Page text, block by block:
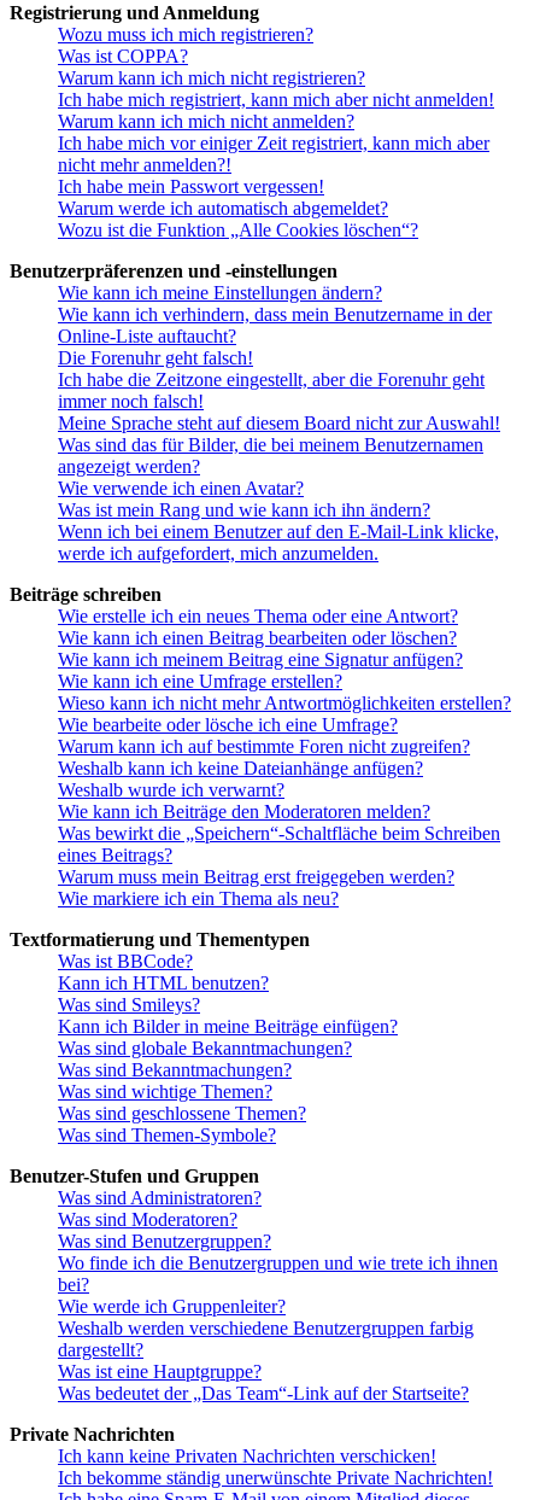
Registrierung und Anmeldung
Wozu muss ich mich registrieren?
Was ist COPPA?
Warum kann ich mich nicht registrieren?
Ich habe mich registriert, kann mich aber nicht anmelden!
Warum kann ich mich nicht anmelden?
Ich habe mich vor einiger Zeit registriert, kann mich aber
nicht mehr anmelden?!
Ich habe mein Passwort vergessen!
Warum werde ich automatisch abgemeldet?
Wozu ist die Funktion „Alle Cookies löschen“?
Benutzerpräferenzen und -einstellungen
Wie kann ich meine Einstellungen ändern?
Wie kann ich verhindern, dass mein Benutzername in der
Online-Liste auftaucht?
Die Forenuhr geht falsch!
Ich habe die Zeitzone eingestellt, aber die Forenuhr geht
immer noch falsch!
Meine Sprache steht auf diesem Board nicht zur Auswahl!
Was sind das für Bilder, die bei meinem Benutzernamen
angezeigt werden?
Wie verwende ich einen Avatar?
Was ist mein Rang und wie kann ich ihn ändern?
Wenn ich bei einem Benutzer auf den E-Mail-Link klicke,
werde ich aufgefordert, mich anzumelden.
Beiträge schreiben
Wie erstelle ich ein neues Thema oder eine Antwort?
Wie kann ich einen Beitrag bearbeiten oder löschen?
Wie kann ich meinem Beitrag eine Signatur anfügen?
Wie kann ich eine Umfrage erstellen?
Wieso kann ich nicht mehr Antwortmöglichkeiten erstellen?
Wie bearbeite oder lösche ich eine Umfrage?
Warum kann ich auf bestimmte Foren nicht zugreifen?
Weshalb kann ich keine Dateianhänge anfügen?
Weshalb wurde ich verwarnt?
Wie kann ich Beiträge den Moderatoren melden?
Was bewirkt die „Speichern“-Schaltfläche beim Schreiben
eines Beitrags?
Warum muss mein Beitrag erst freigegeben werden?
Wie markiere ich ein Thema als neu?
Textformatierung und Thementypen
Was ist BBCode?
Kann ich HTML benutzen?
Was sind Smileys?
Kann ich Bilder in meine Beiträge einfügen?
Was sind globale Bekanntmachungen?
Was sind Bekanntmachungen?
Was sind wichtige Themen?
Was sind geschlossene Themen?
Was sind Themen-Symbole?
Benutzer-Stufen und Gruppen
Was sind Administratoren?
Was sind Moderatoren?
Was sind Benutzergruppen?
Wo finde ich die Benutzergruppen und wie trete ich ihnen
bei?
Wie werde ich Gruppenleiter?
Weshalb werden verschiedene Benutzergruppen farbig
dargestellt?
Was ist eine Hauptgruppe?
Was bedeutet der „Das Team“-Link auf der Startseite?
Private Nachrichten
Ich kann keine Privaten Nachrichten verschicken!
Ich bekomme ständig unerwünschte Private Nachrichten!